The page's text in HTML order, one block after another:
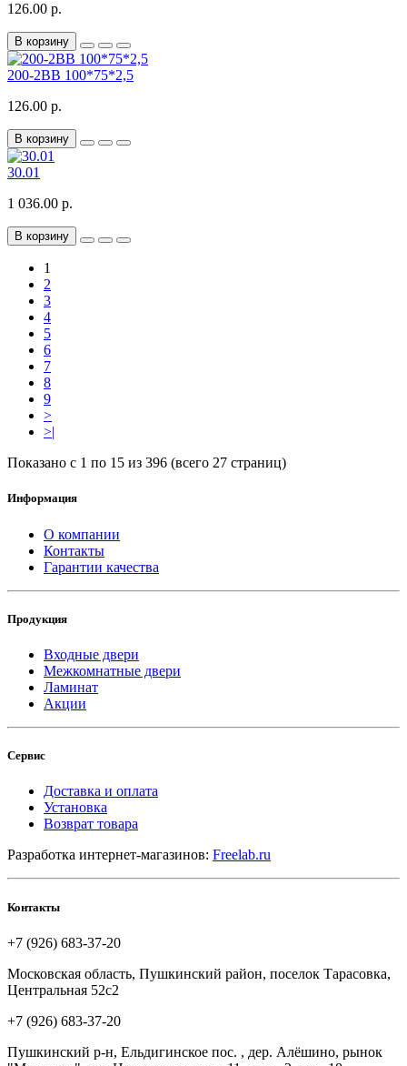
126.00 р.
В корзину
200-2BB 100*75*2,5
126.00 р.
В корзину
30.01
1 036.00 р.
В корзину
1
2
3
4
5
6
7
8
9
>
>|
Показано с 1 по 15 из 396 (всего 27 страниц)
Информация
О компании
Контакты
Гарантии качества
Продукция
Входные двери
Межкомнатные двери
Ламинат
Акции
Сервис
Доставка и оплата
Установка
Возврат товара
Разработка интернет-магазинов: Freelab.ru
Контакты
+7 (926) 683-37-20
Московская область, Пушкинский район, поселок Тарасовка,
Центральная 52с2
+7 (926) 683-37-20
Пушкинский р-н, Ельдигинское пос. , дер. Алёшино, рынок